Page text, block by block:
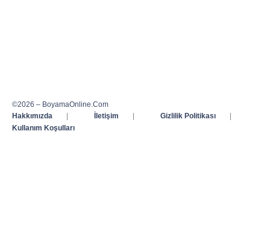
©2026 – BoyamaOnline.Com
Hakkımızda
| İletişim | Gizlilik Politikası
|
Kullanım Koşulları